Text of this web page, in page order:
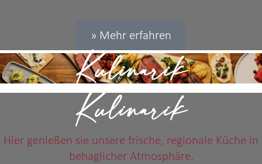
» Mehr erfahren
Kulinarik
Kulinarik
Hier genießen sie unsere frische, regionale Küche in
behaglicher Atmosphäre.